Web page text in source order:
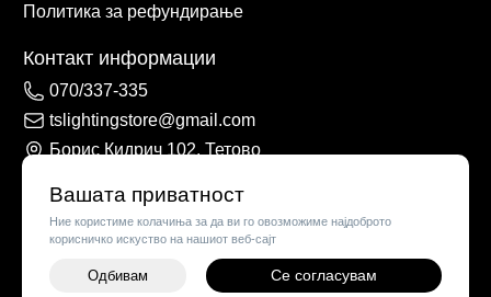
Вашата приватност
Ние користиме колачиња за да ви го овозможиме најдоброто
корисничко искуство на нашиот веб-сајт
Одбивам Се согласувам +
Политика за рефундирање
Контакт информации
070/337-335
tslightingstore@gmail.com
Борис Кидрич 102, Тетово